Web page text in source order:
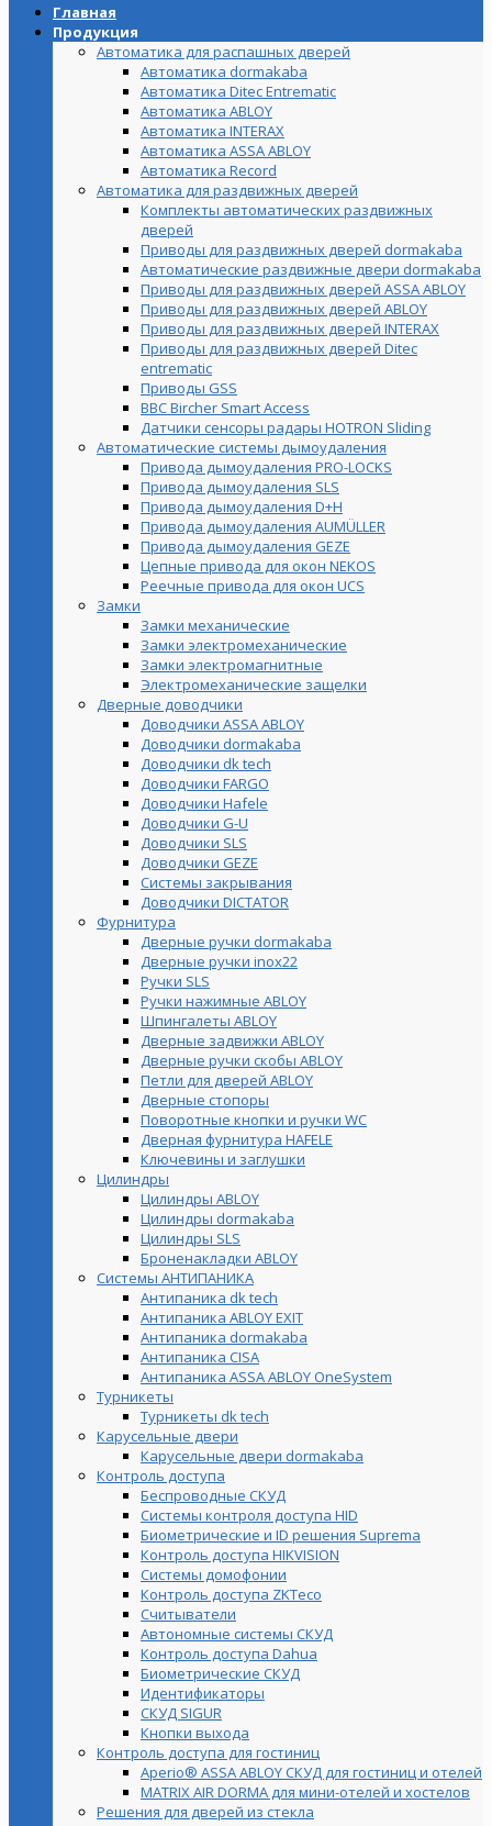
Главная
Продукция
Автоматика для распашных дверей
Автоматика dormakaba
Автоматика Ditec Entrematic
Автоматика ABLOY
Автоматика INTERAX
Автоматика ASSA ABLOY
Автоматика Record
Автоматика для раздвижных дверей
Комплекты автоматических раздвижных
дверей
Приводы для раздвижных дверей dormakaba
Автоматические раздвижные двери dormakaba
Приводы для раздвижных дверей ASSA ABLOY
Приводы для раздвижных дверей ABLOY
Приводы для раздвижных дверей INTERAX
Приводы для раздвижных дверей Ditec
entrematic
Приводы GSS
BBC Bircher Smart Access
Датчики сенсоры радары HOTRON Sliding
Автоматические системы дымоудаления
Привода дымоудаления PRO-LOCKS
Привода дымоудаления SLS
Привода дымоудаления D+H
Привода дымоудаления AUMÜLLER
Привода дымоудаления GEZE
Цепные привода для окон NEKOS
Реечные привода для окон UСS
Замки
Замки механические
Замки электромеханические
Замки электромагнитные
Электромеханические защелки
Дверные доводчики
Доводчики ASSA ABLOY
Доводчики dormakaba
Доводчики dk tech
Доводчики FARGO
Доводчики Hafele
Доводчики G-U
Доводчики SLS
Доводчики GEZE
Cистемы закрывания
Доводчики DICTATOR
Фурнитура
Дверные ручки dormakaba
Дверные ручки inox22
Ручки SLS
Ручки нажимные ABLOY
Шпингалеты ABLOY
Дверные задвижки ABLOY
Дверные ручки скобы ABLOY
Петли для дверей ABLOY
Дверные стопоры
Поворотные кнопки и ручки WC
Дверная фурнитура HAFELE
Ключевины и заглушки
Цилиндры
Цилиндры ABLOY
Цилиндры dormakaba
Цилиндры SLS
Броненакладки ABLOY
Системы АНТИПАНИКА
Антипаника dk tech
Антипаника ABLOY EXIT
Антипаника dormakaba
Антипаника СISA
Антипаника ASSA ABLOY OneSystem
Турникеты
Турникеты dk tech
Карусельные двери
Карусельные двери dormakaba
Контроль доступа
Беспроводные СКУД
Системы контроля доступа HID
Биометрические и ID решения Suprema
Контроль доступа HIKVISION
Системы домофонии
Контроль доступа ZKTeco
Считыватели
Автономные системы СКУД
Контроль доступа Dahua
Биометрические СКУД
Идентификаторы
СКУД SIGUR
Кнопки выхода
Контроль доступа для гостиниц
Aperio® ASSA ABLOY СКУД для гостиниц и отелей
MATRIX AIR DORMA для мини-отелей и хостелов
Решения для дверей из стекла